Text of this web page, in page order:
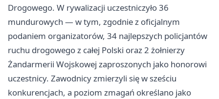
Drogowego. W rywalizacji uczestniczyło 36
mundurowych — w tym, zgodnie z oficjalnym
podaniem organizatorów, 34 najlepszych policjantów
ruchu drogowego z całej Polski oraz 2 żołnierzy
Żandarmerii Wojskowej zaproszonych jako honorowi
uczestnicy. Zawodnicy zmierzyli się w sześciu
konkurencjach, a poziom zmagań określano jako